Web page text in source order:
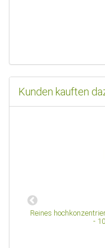
Kunden kauften
Reines
-